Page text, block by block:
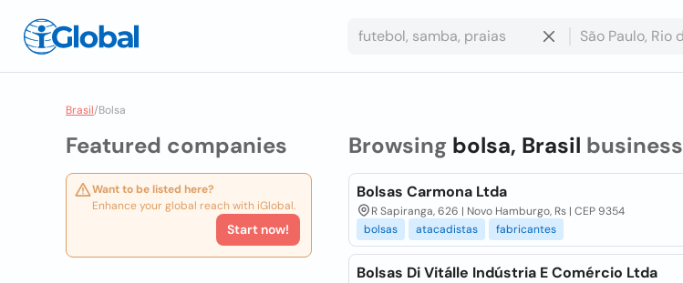
Brasil/Bolsa
Featured companies
Want to be listed here?
Enhance your global reach with iGlobal.
Start now!
Browsing bolsa, Brasil business
Bolsas Carmona Ltda
R Sapiranga, 626 | Novo Hamburgo, Rs | CEP 9354
bolsas
atacadistas fabricantes
Bolsas Di Vitálle Indústria E Comércio Ltda